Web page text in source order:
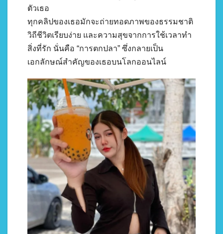
ตัวเธอ
ทุกคลิปของเธอมักจะถ่ายทอดภาพของธรรมชาติ
วิถีชีวิตเรียบง่าย และความสุขจากการใช้เวลาทำ
สิ่งที่รัก นั่นคือ “การตกปลา” ซึ่งกลายเป็น
เอกลักษณ์สำคัญของเธอบนโลกออนไลน์